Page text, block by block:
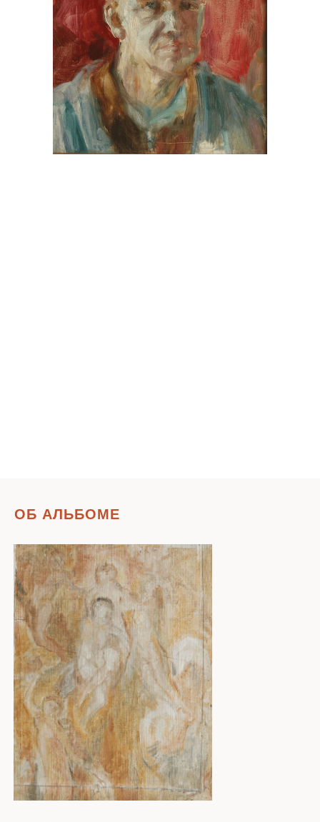
ОБ АЛЬБОМЕ